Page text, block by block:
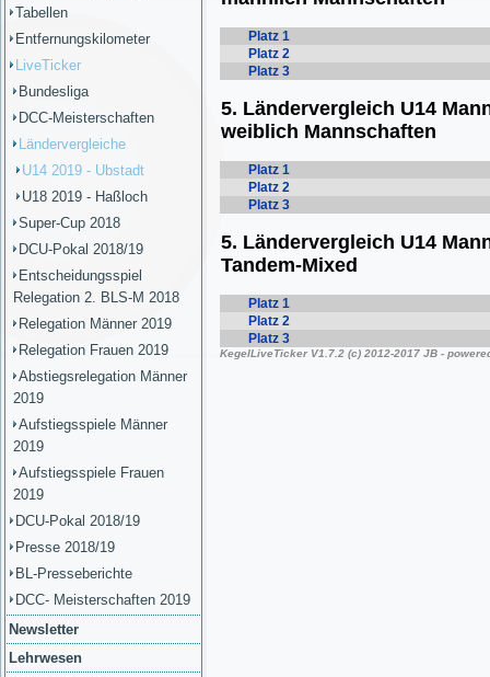
Tabellen
Entfernungskilometer
LiveTicker
Bundesliga
DCC-Meisterschaften
Ländervergleiche
U14 2019 - Ubstadt
U18 2019 - Haßloch
Super-Cup 2018
DCU-Pokal 2018/19
Entscheidungsspiel
Relegation 2. BLS-M 2018
Relegation Männer 2019
Relegation Frauen 2019
Abstiegsrelegation Männer
2019
Aufstiegsspiele Männer
2019
Aufstiegsspiele Frauen
2019
DCU-Pokal 2018/19
Presse 2018/19
BL-Presseberichte
DCC- Meisterschaften 2019
Newsletter
Lehrwesen